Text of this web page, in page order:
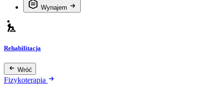
Wynajem
Rehabilitacja
Wróć
Fizykoterapia